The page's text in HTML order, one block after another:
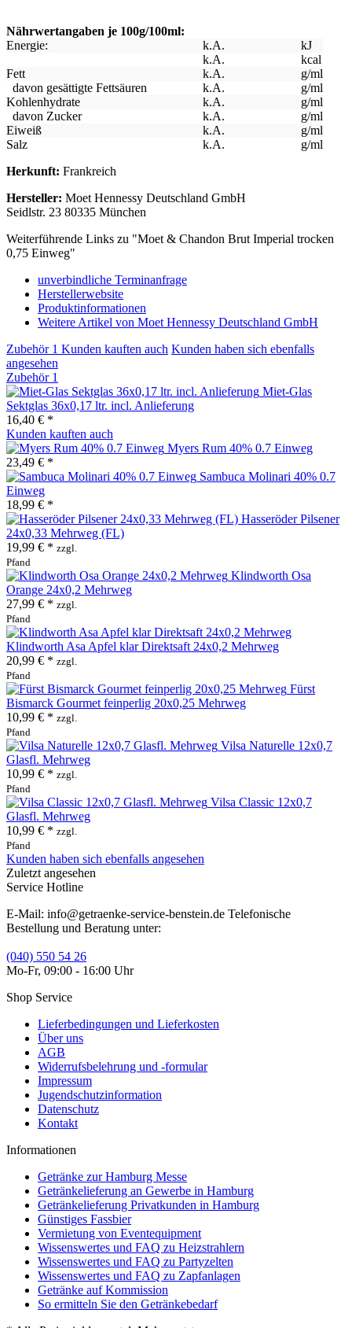
Nährwertangaben je 100g/100ml:
Energie:
k.A.
kJ
k.A.
kcal
Fett
k.A.
g/ml
davon gesättigte Fettsäuren
k.A.
g/ml
Kohlenhydrate
k.A.
g/ml
davon Zucker
k.A.
g/ml
Eiweiß
k.A.
g/ml
Salz
k.A.
g/ml
Herkunft: Frankreich
Hersteller: Moet Hennessy Deutschland GmbH
Seidlstr. 23 80335 München
Weiterführende Links zu "Moet & Chandon Brut Imperial trocken
0,75 Einweg"
unverbindliche Terminanfrage
Herstellerwebsite
Produktinformationen
Weitere Artikel von Moet Hennessy Deutschland GmbH
Zubehör 1 Kunden kauften auch Kunden haben sich ebenfalls
angesehen
Zubehör 1
Miet-Glas
Sektglas 36x0,17 ltr. incl. Anlieferung
16,40 € *
Kunden kauften auch
Myers Rum 40% 0.7 Einweg
23,49 € *
Sambuca Molinari 40% 0.7
Einweg
18,99 € *
Hasseröder Pilsener
24x0,33 Mehrweg (FL)
19,99 € * zzgl.
Pfand
Klindworth Osa
Orange 24x0,2 Mehrweg
27,99 € * zzgl.
Pfand
Klindworth Asa Apfel klar Direktsaft 24x0,2 Mehrweg
20,99 € * zzgl.
Pfand
Fürst
Bismarck Gourmet feinperlig 20x0,25 Mehrweg
10,99 € * zzgl.
Pfand
Vilsa Naturelle 12x0,7
Glasfl. Mehrweg
10,99 € * zzgl.
Pfand
Vilsa Classic 12x0,7
Glasfl. Mehrweg
10,99 € * zzgl.
Pfand
Kunden haben sich ebenfalls angesehen
Zuletzt angesehen
Service Hotline
E-Mail: info@getraenke-service-benstein.de Telefonische
Bestellung und Beratung unter:
(040) 550 54 26
Mo-Fr, 09:00 - 16:00 Uhr
Shop Service
Lieferbedingungen und Lieferkosten
Über uns
AGB
Widerrufsbelehrung und -formular
Impressum
Jugendschutzinformation
Datenschutz
Kontakt
Informationen
Getränke zur Hamburg Messe
Getränkelieferung an Gewerbe in Hamburg
Getränkelieferung Privatkunden in Hamburg
Günstiges Fassbier
Vermietung von Eventequipment
Wissenswertes und FAQ zu Heizstrahlern
Wissenswertes und FAQ zu Partyzelten
Wissenswertes und FAQ zu Zapfanlagen
Getränke auf Kommission
So ermitteln Sie den Getränkebedarf